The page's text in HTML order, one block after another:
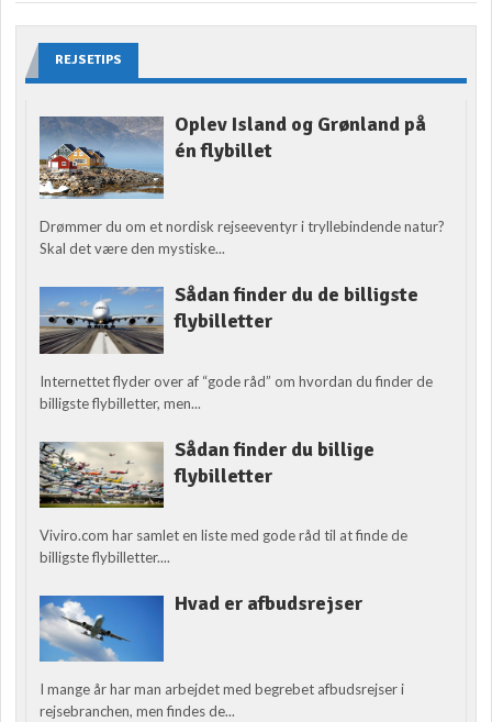
REJSETIPS
Oplev Island og Grønland på
én flybillet
Drømmer du om et nordisk rejseeventyr i tryllebindende natur?
Skal det være den mystiske...
Sådan finder du de billigste
flybilletter
Internettet flyder over af “gode råd” om hvordan du finder de
billigste flybilletter, men...
Sådan finder du billige
flybilletter
Viviro.com har samlet en liste med gode råd til at finde de
billigste flybilletter....
Hvad er afbudsrejser
I mange år har man arbejdet med begrebet afbudsrejser i
rejsebranchen, men findes de...